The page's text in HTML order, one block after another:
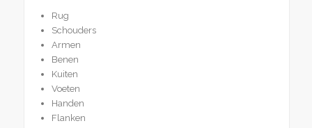
Rug
Schouders
Armen
Benen
Kuiten
Voeten
Handen
Flanken